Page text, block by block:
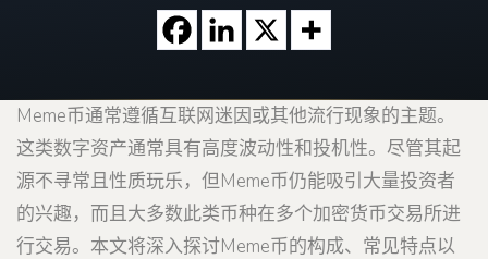
Meme币通常遵循互联网迷因或其他流行现象的主题。
这类数字资产通常具有高度波动性和投机性。尽管其起
源不寻常且性质玩乐，但Meme币仍能吸引大量投资者
的兴趣，而且大多数此类币种在多个加密货币交易所进
行交易。本文将深入探讨Meme币的构成、常见特点以